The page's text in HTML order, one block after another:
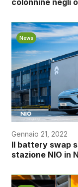
colonnine negli
News
Gennaio 21, 2022
Il battery swap
stazione NIO in